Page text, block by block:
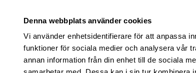
Denna webbplats använder cookies
Vi använder enhetsidentifierare för att anpassa
funktioner för sociala medier och analysera vår
annan information från din enhet till de sociala
– till startsidan